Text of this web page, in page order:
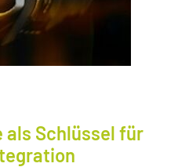
als Schlüssel für